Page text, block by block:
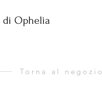
di Ophelia
Torna al negozio